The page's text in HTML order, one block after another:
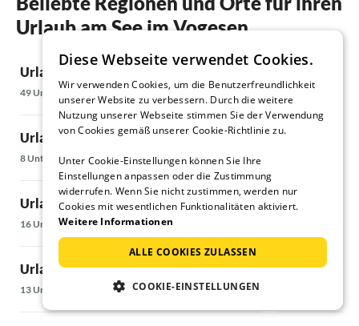
Urlaub am See im Vogesen
Urlaub am See in La Bresse
49 Unterkünfte
Urlaub am See in Haut-Rhin
8 Unterkünfte
Urlaub am See am Kaiserstuhl
16 Unterkünfte
Urlaub am See in Bas-Rhin
13 Unterkünfte
Urlaub am
Urlaub am
Urlaub am
Diese Webseite verwendet Cookies.
Wir verwenden Cookies, um die Benutzerfreundlichkeit
unserer Website zu verbessern. Durch die weitere
Nutzung unserer Webseite stimmen Sie der Verwendung
von Cookies gemäß unserer Cookie-Richtlinie zu.
Unter Cookie-Einstellungen können Sie Ihre
Einstellungen anpassen oder die Zustimmung
widerrufen. Wenn Sie nicht zustimmen, werden nur
Cookies mit wesentlichen Funktionalitäten aktiviert.
Weitere Informationen
ALLE COOKIES ZULASSEN
COOKIE-EINSTELLUNGEN